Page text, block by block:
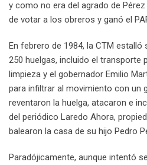
y como no era del agrado de
de votar a los obreros y ganó el
En febrero de 1984, la CTM
250 huelgas, incluido el transporte
limpieza y el gobernador Emilio
para infiltrar al movimiento con un
reventaron la huelga, atacaron e
del periódico Laredo Ahora,
balearon la casa de su hijo Pedro
Paradójicamente, aunque intentó